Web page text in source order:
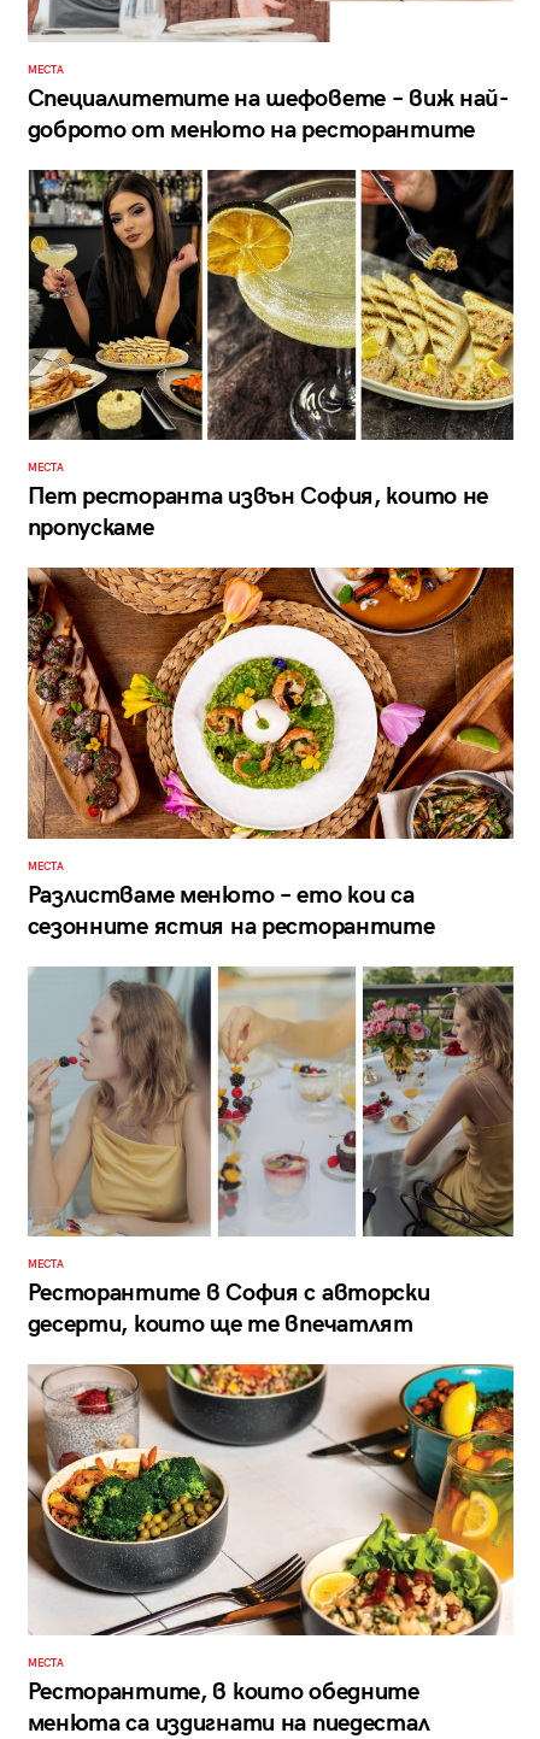
МЕСТА
Специалитетите на шефовете – виж най-
доброто от менюто на ресторантите
МЕСТА
Пет ресторанта извън София, които не
пропускаме
МЕСТА
Разлистваме менюто – ето кои са
сезонните ястия на ресторантите
МЕСТА
Ресторантите в София с авторски
десерти, които ще те впечатлят
МЕСТА
Ресторантите, в които обедните
менюта са издигнати на пиедестал